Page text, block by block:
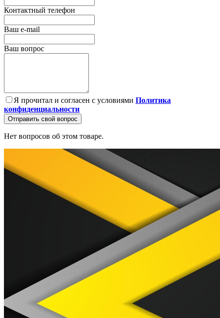
Контактный телефон
Ваш e-mail
Ваш вопрос
Я прочитал и согласен с условиями Политика
конфиденциальности
Отправить свой вопрос
Нет вопросов об этом товаре.